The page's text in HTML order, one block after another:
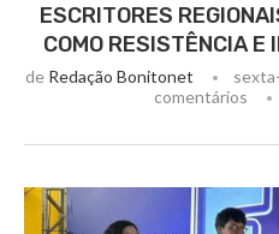
ESCRITORES
COMO RESISTÊNCIA E
de Redação Bonitonet
comentários